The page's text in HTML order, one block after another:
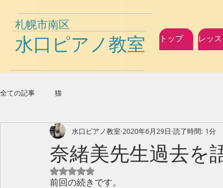
札幌市南区
水口ピアノ教室 トップ レッ
全ての記事 猫
奈緒美先生過去を
水口ピアノ教室 2020年6月29日 読了時間: 1分
5つ星のうちNaNと評価されています。
前回の続きです。